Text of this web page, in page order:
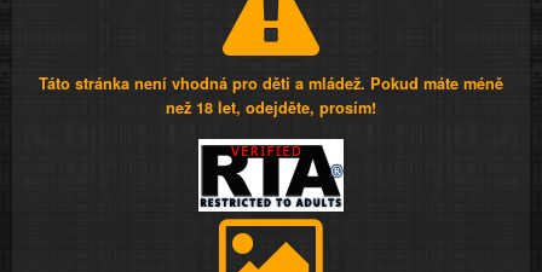
Táto stránka není vhodná pro děti a mládež. Pokud máte méně
než 18 let, odejděte, prosím!